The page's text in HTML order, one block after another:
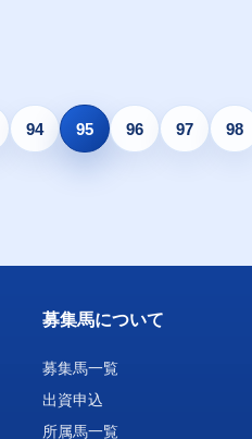
94 95 96 97 98
募集馬について
募集馬一覧
出資申込
所属馬一覧